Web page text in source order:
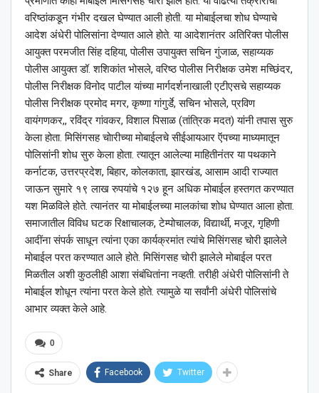
वरिष्ठांकडून गंभीर दखल घेण्यात आली होती. या मोबाईलचा शोध घेण्याचे
आदेश अंधेरी पोलिसांना देण्यात आले होते. या आदेशानंतर अतिरिक्त पोलीस
आयुक्त परमजीत सिंह दहिया, पोलीस उपायुक्त सचिन गुंजाळ, सहाय्यक
पोलीस आयुक्त डॉ. शशिकांत भोसले, वरिष्ठ पोलीस निरीक्षक उमेश मच्छिंदर,
पोलीस निरीक्षक विनोद पाटील यांच्या मार्गदर्शनाखाली एटीएसचे सहाय्यक
पोलीस निरीक्षक प्रमोद मगर, कृष्णा गांगुर्डे, सचिन भोसले, प्रविण
वायंगणकर,, रविंद्र गांवकर, विशाल पिसाळ (तांत्रिक मदत) यांनी तपास सुरु
केला होता. मिसिंगसह चोारीच्या मोबाईलचे सीईआयआर ऍपच्या माध्यमातून
पोलिसांनी शोध सुरु केला होता. त्यातून आलेल्या माहितीनंतर या पथकाने
कर्नाटक, उत्तरप्रदेश, बिहार, कोलकाता, झारखंड, आसाम आदी राज्यात
जाऊन सुमारे १९ लाख रुपयांचे १२७ हून अधिक मोबाईल हस्तगत करण्यात
यश मिळविले होते. त्यानंतर या मोबाईलच्या मालकांचा शोध घेण्यात आला होता.
समाजातील विविध घटक रिक्षाचालक, टेम्पोचालक, विद्यार्थी, मजूर, गृहिणी
आदींना संपर्क साधून त्यांना एका कार्यक्रमांत त्यांचे मिसिंगसह चोरी झालेले
मोबाईल परत करण्यात आले होते. मिसिंगसह चोरी झालेले मोबाईल परत
मिळतील अशी कुठलीही आशा संबंधितांना नव्हती. तरीही अंधेरी पोलिसांनी ते
मोबाईल शोधून त्यांना परत केले होते. त्यामुळे या सर्वांनी अंधेरी पोलिसांचे
आभार व्यक्त केले आहे.
0
Share Facebook Twitter